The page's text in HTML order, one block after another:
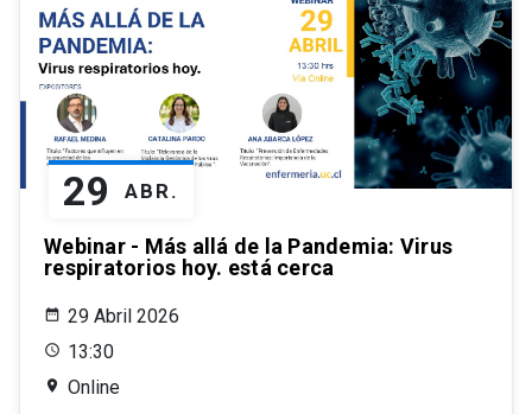
29 ABR.
Webinar - Más allá de la Pandemia: Virus
respiratorios hoy. está cerca
29 Abril 2026
13:30
Online